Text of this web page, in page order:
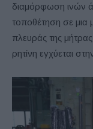
διαμόρφωση ινών
τοποθέτηση σε μια
πλευράς της
ρητίνη εγχύεται